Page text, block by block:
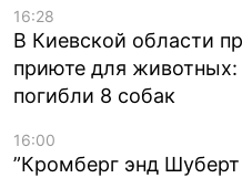
16:28
В Киевской области
приюте для животных:
погибли 8 собак
16:00
”Кромберг энд